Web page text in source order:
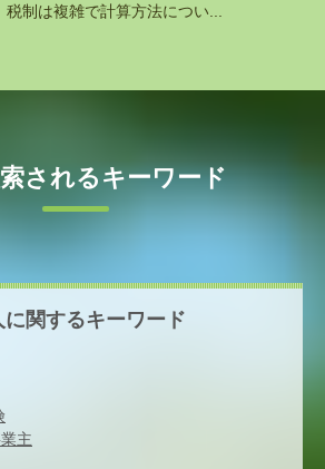
税制は複雑で計算方法につい...
されるキーワード
に関するキーワード
主